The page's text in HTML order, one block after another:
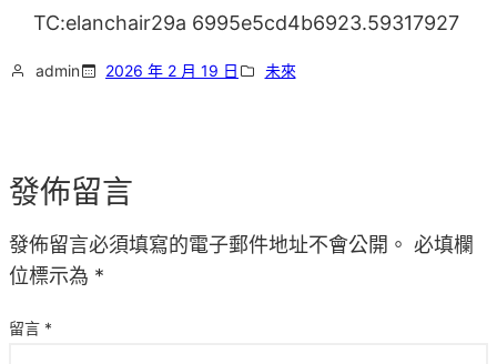
TC:elanchair29a 6995e5cd4b6923.59317927
admin 2026 年 2 月 19 日 未來
發佈留言
發佈留言必須填寫的電子郵件地址不會公開。 必填欄
位標示為 *
留言 *